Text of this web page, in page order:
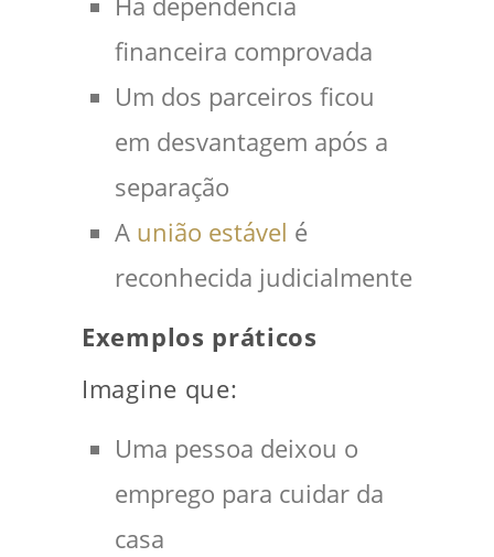
Há dependência
financeira comprovada
Um dos parceiros ficou
em desvantagem após a
separação
A união estável é
reconhecida judicialmente
Exemplos práticos
Imagine que:
Uma pessoa deixou o
emprego para cuidar da
casa